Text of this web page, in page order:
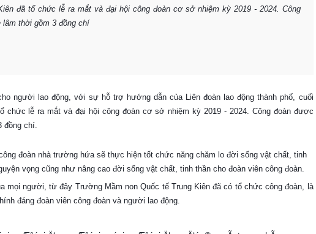
đã tổ chức lễ ra mắt và đại hội công đoàn cơ sở nhiệm kỳ 2019 - 2024. Công
lâm thời gồm 3 đồng chí
người lao động, với sự hỗ trợ hướng dẫn của Liên đoàn lao động thành phố, cuối
chức lễ ra mắt và đại hội công đoàn cơ sở nhiệm kỳ 2019 - 2024. Công đoàn được
đồng chí.
ng đoàn nhà trường hứa sẽ thực hiện tốt chức năng chăm lo đời sống vật chất, tinh
vọng cũng như nâng cao đời sống vật chất, tinh thần cho đoàn viên công đoàn.
mọi người, từ đây Trường Mầm non Quốc tế Trung Kiên đã có tổ chức công đoàn, là
đáng đoàn viên công đoàn và người lao động.